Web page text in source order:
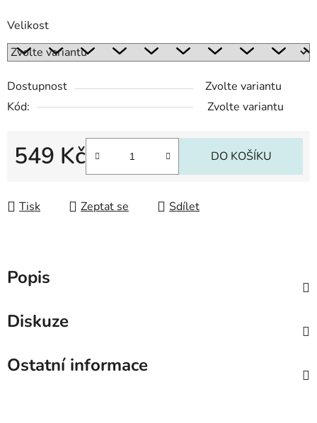
Velikost
Dostupnost
Zvolte variantu
Kód:
Zvolte variantu
549 Kč DO KOŠÍKU
Tisk Zeptat se Sdílet
Popis
Diskuze
Ostatní informace